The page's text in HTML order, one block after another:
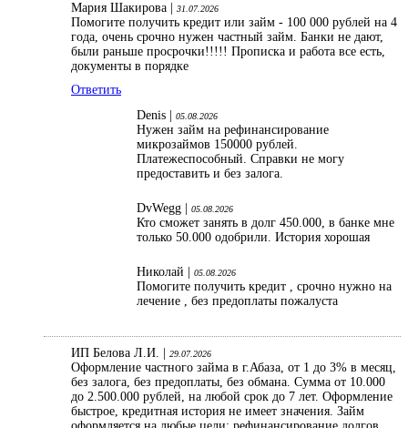
Мария Шакирова | 31.07.2026
Помогите получить кредит или займ - 100 000 рублей на 4
года, очень срочно нужен частный займ. Банки не дают,
были раньше просрочки!!!!! Прописка и работа все есть,
документы в порядке
Ответить
Denis |
05.08.2026
Нужен займ на рефинансирование
микрозаймов 150000 рублей.
Платежеспособный. Справки не могу
предоставить и без залога.
DvWegg | 05.08.2026
Кто сможет занять в долг 450.000, в банке мне
только 50.000 одобрили. История хорошая
Николай | 05.08.2026
Помогите получить кредит , срочно нужно на
лечение , без предоплаты пожалуста
ИП Белова Л.И. | 29.07.2026
Оформление частного займа в г.Абаза, от 1 до 3% в месяц,
без залога, без предоплаты, без обмана. Сумма от 10.000
до 2.500.000 рублей, на любой срок до 7 лет. Оформление
быстрое, кредитная история не имеет значения. Займ